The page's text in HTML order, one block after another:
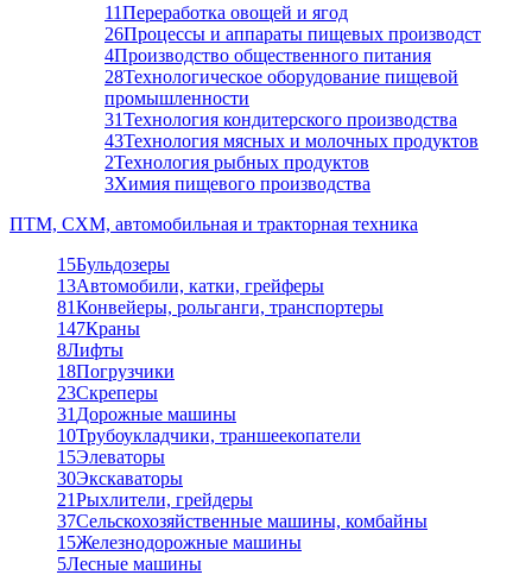
11Переработка овощей и ягод
26Процессы и аппараты пищевых производст
4Производство общественного питания
28Технологическое оборудование пищевой
промышленности
31Технология кондитерского производства
43Технология мясных и молочных продуктов
2Технология рыбных продуктов
3Химия пищевого производства
ПТМ, СХМ, автомобильная и тракторная техника
15Бульдозеры
13Автомобили, катки, грейферы
81Конвейеры, рольганги, транспортеры
147Краны
8Лифты
18Погрузчики
23Скреперы
31 Дорожные машины
10Трубоукладчики, траншеекопатели
15Элеваторы
30Экскаваторы
21Рыхлители, грейдеры
37Сельскохозяйственные машины, комбайны
15Железнодорожные машины
5Лесные машины